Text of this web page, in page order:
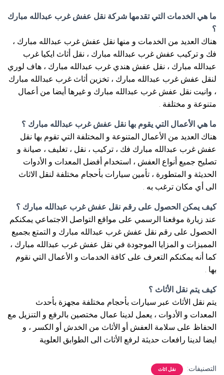
ما هي الخدمات التي تقدمها شركة نقل عفش غرب عبدالله مبارك
؟
هناك العديد من الخدمات و منها نقل عفش غرب عبدالله مبارك ،
فك و تركيب عفش غرب عبدالله مبارك ، نقل أثاث ايكيا غرب
عبدالله مبارك ، نقل عفش هندي غرب عبدالله مبارك ، هاف لوري
لنقل عفش غرب عبدالله مبارك ، تخزين أثاث غرب عبدالله مبارك
، وانيت نقل عفش غرب عبدالله مبارك و غيرها أيضا من أعمال
متنوعة و مختلفة .
ما هي الأعمال التي يقوم بها نقل عفش غرب عبدالله مبارك ؟
هناك العديد من الأعمال المتنوعة و المختلفة التي تقوم بها نقل
عفش غرب عبدالله مبارك فك ، تركيب ، نقل ، تغليف ، صيانة و
تصليح جميع أنواع العفش ، استخدام أفضل المعدات و الأدوات
الحديثة و المتطورة ، تأمين سيارات بأحجام مختلفة لنقل الاثاث
الى أي مكان ترغب به .
كيف يمكن الحصول على رقم نقل عفش غرب عبدالله مبارك ؟
عند زيارة موقعنا الرسمي على مواقع التواصل الاجتماعي يمكنكم
الحصول على رقم نقل عفش غرب عبدالله مبارك و التمتع بجميع
المميزات و المزايا الموجودة في نقل عفش غرب عبدالله مبارك ،
كما أنه يمكنكم التعرف على كافة الخدمات و الأعمال التي نقوم
بها .
كيف يتم نقل الأثاث ؟
يتم نقل الأثاث عبر سيارات بأحجام مختلفة مجهزة بأحدث
المعدات و الأدوات ، يعمل لدينا عمال مختصين بالرفع و التنزيل مع
الحفاظ على سلامة العفش أو الأثاث من الخدش أو الكسر ، و
ايضا لدينا رافعات حديثة لرفع الأثاث الى الطوابق العلوية
التصنيفات: نقل اثاث